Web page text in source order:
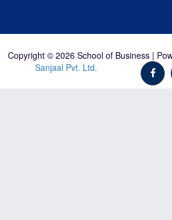
Copyright © 2026 School of Business |
Sanjaal Pvt. Ltd.